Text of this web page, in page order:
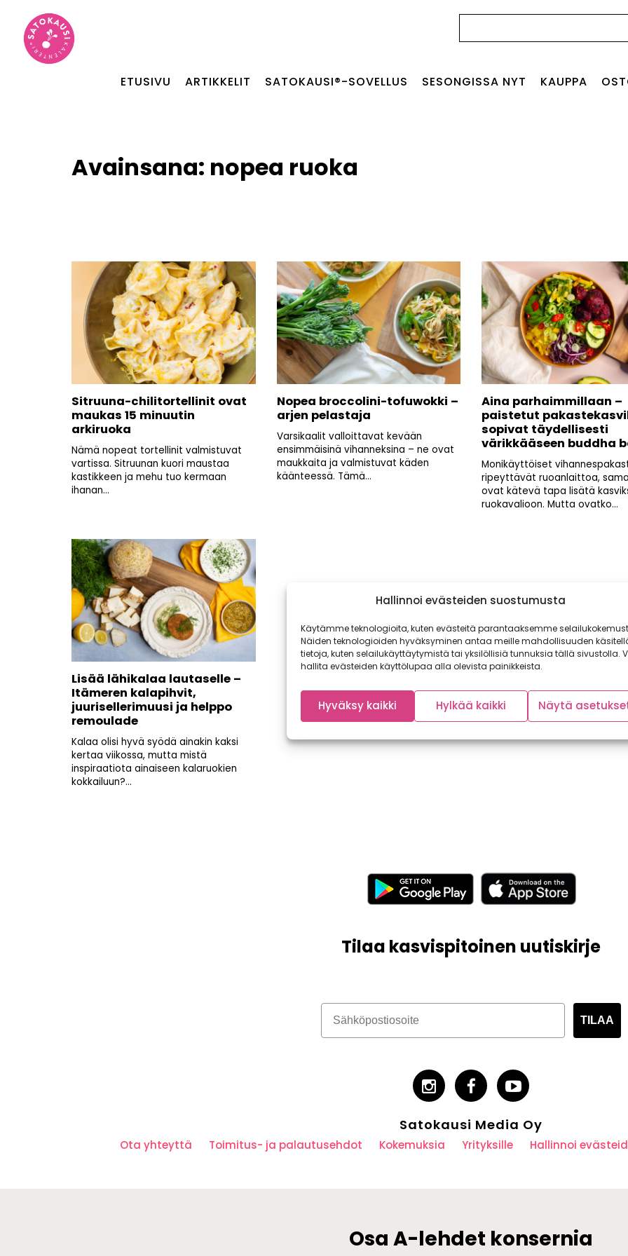
Hallinnoi evästeiden suostumusta
Käytämme teknologioita, kuten evästeitä parantaaksemme
Näiden teknologioiden hyväksyminen antaa meille mahdollisuuden
tietoja, kuten selailukäyttäytymistä tai yksilöllisiä tunnuksia tällä sivustolla.
hallita evästeiden käyttölupaa alla olevista painikkeista.
Hyväksy kaikki Hylkää kaikki Näytä
ETUSIVU ARTIKKELIT SATOKAUSI®-SOVELLUS SESONGISSA NYT KAUPPA
Avainsana: nopea ruoka
Sitruuna-chilitortellinit ovat
maukas 15 minuutin
arkiruoka
Nämä nopeat tortellinit valmistuvat
vartissa. Sitruunan kuori maustaa
kastikkeen ja mehu tuo kermaan
ihanan...
Nopea broccolini-tofuwokki –
arjen pelastaja
Varsikaalit valloittavat kevään
ensimmäisinä vihanneksina – ne ovat
maukkaita ja valmistuvat käden
käänteessä. Tämä...
Aina parhaimmillaan –
paistetut
sopivat täydellisesti
värikkääseen buddha
Monikäyttöiset
ripeyttävät ruoanlaittoa,
ovat kätevä tapa lisätä
ruokavalioon. Mutta ovatko...
Lisää lähikalaa lautaselle –
Itämeren kalapihvit,
juurisellerimuusi ja helppo
remoulade
Kalaa olisi hyvä syödä ainakin kaksi
kertaa viikossa, mutta mistä
inspiraatiota ainaiseen kalaruokien
kokkailuun?...
Tilaa kasvispitoinen uutiskirje
TILAA
Satokausi Media Oy
Ota yhteyttä Toimitus- ja palautusehdot Kokemuksia Yrityksille Hallinnoi
Osa A-lehdet konsernia